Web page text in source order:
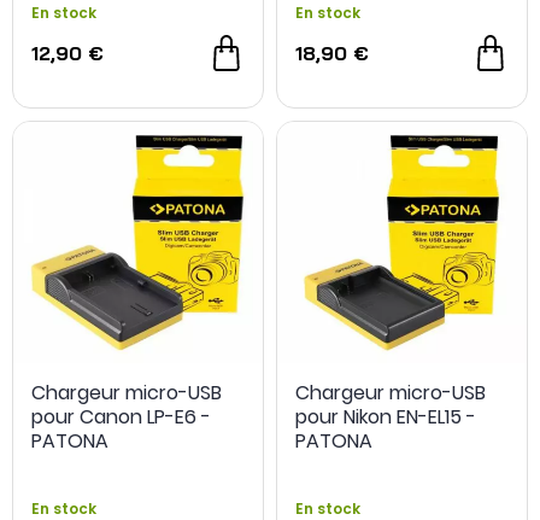
En stock
12,90 €
En stock
18,90 €
Chargeur micro-USB
pour Canon LP-E6 -
PATONA
En stock
Chargeur micro-USB
pour Nikon EN-EL15 -
PATONA
En stock